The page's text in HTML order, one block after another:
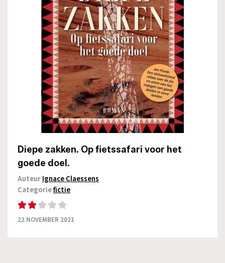
Diepe zakken. Op fietssafari voor het
goede doel.
AuteurIgnace Claessens
Categoriefictie
22 NOVEMBER 2021